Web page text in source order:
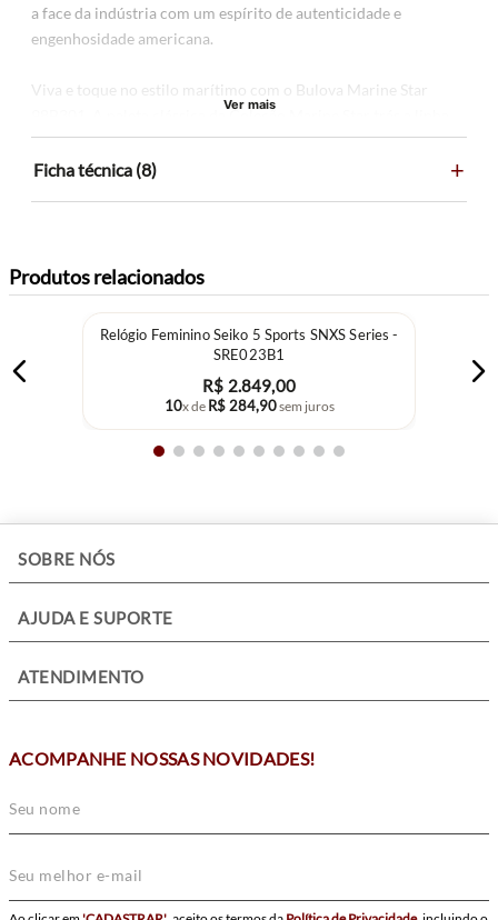
a face da indústria com um espírito de autenticidade e
engenhosidade americana.
Viva e toque no estilo marítimo com o Bulova Marine Star
98B301. A paleta clássica da Coleção Marine Star trás a linha
do moderno, com mostradores icônicos e materiais inovadores.
E claro, resistente à água por um mínimo de 100 metros.
Gênero: Masculino
Família: Marine Star
Mecanismo: Quartz
Material da caixa: Aço
Cor da caixa: Bicolor
Cor da pulseira: Bicolor
Cor do mostrador: Azul
Resistência à água: 20 ATM
Formato da caixa: Redonda
Ver mais
Ficha técnica (8) +
Produtos relacionados
Relógio Feminino Seiko 5 Sports SNXS Series -
SRE023B1
R$ 2.849,00
10x de R$ 284,90sem juros
SOBRE NÓS
AJUDA E SUPORTE
ATENDIMENTO
ACOMPANHE NOSSAS NOVIDADES!